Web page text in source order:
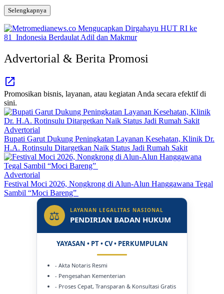
Selengkapnya
Advertorial & Berita Promosi
Promosikan bisnis, layanan, atau kegiatan Anda secara efektif di
sini.
Advertorial
Bupati Garut Dukung Peningkatan Layanan Kesehatan, Klinik Dr.
H.A. Rotinsulu Ditargetkan Naik Status Jadi Rumah Sakit
Advertorial
Festival Moci 2026, Nongkrong di Alun-Alun Hanggawana Tegal
Sambil “Moci Bareng”
⚖ LAYANAN LEGALITAS NASIONAL
PENDIRIAN BADAN HUKUM
YAYASAN • PT • CV • PERKUMPULAN
- Akta Notaris Resmi
- Pengesahan Kementerian
- Proses Cepat, Transparan & Konsultasi Gratis